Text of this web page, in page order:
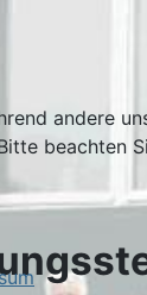
andere
beachten